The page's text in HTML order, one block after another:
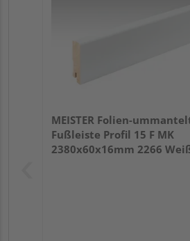
MEISTER Folien-
Fußleiste Profil 15 F MK
2380x60x16mm 2266